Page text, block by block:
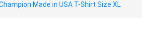
Made in USA T-Shirt Size XL